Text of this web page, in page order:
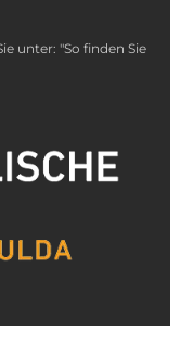
unter: "So finden Sie